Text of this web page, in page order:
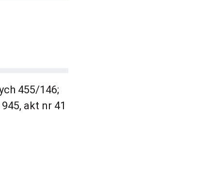
455/146;
akt nr 41